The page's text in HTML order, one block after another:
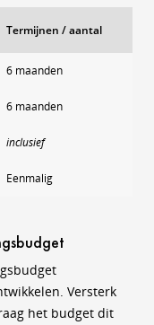
Termijnen / aantal
6 maanden
6 maanden
inclusief
Eenmalig
Versterk
het budget dit